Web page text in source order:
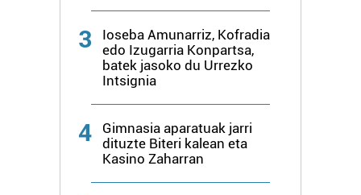
Lortu zure datu pertsonalak prozesatzeko moduari
buruzko informazio gehiago eta ezarri zure lehentasunak
datuen atalean. Edozein unetan alda edo ken dezakezu
zure baimena Cookieen adierazpenean.
Webgune honek cookie propioak eta hirugarrenen cookie-
fitxategiak erabiltzen ditu. Zure esperientzia eta
zerbitzuak hobetzeko asmoz, cookie teknologiaz
baliatzen gara. Ohar hau onartuz gero, teknologia hori
erabiltzeko baimen esplizitua ematen diguzu.
3
Ioseba Amunarriz, Kofradia
edo Izugarria Konpartsa,
batek jasoko du Urrezko
Intsignia
4
Gimnasia aparatuak jarri
dituzte Biteri kalean eta
Kasino Zaharran